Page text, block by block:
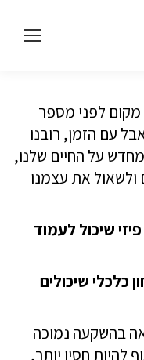
מקום לפני מספר
עם הזמן, רובנו
על החיים שלנו,
ולשאול את עצמנו
שיכול לעמוד
כלכלי שיכולים
בהשקעה נמוכה
להיות חסין יותר,